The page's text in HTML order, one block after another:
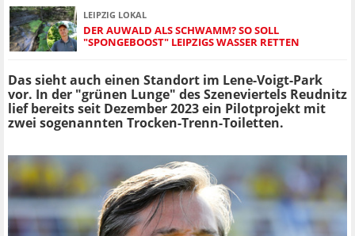
LEIPZIG LOKAL
DER AUWALD ALS SCHWAMM? SO SOLL
"SPONGEBOOST" LEIPZIGS WASSER RETTEN
Das sieht auch einen Standort im Lene-Voigt-Park
vor. In der "grünen Lunge" des Szeneviertels Reudnitz
lief bereits seit Dezember 2023 ein Pilotprojekt mit
zwei sogenannten Trocken-Trenn-Toiletten.